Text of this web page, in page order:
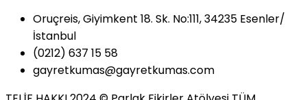
Oruçreis, Giyimkent 18. Sk. No:111, 34235 Esenler/
İstanbul
(0212) 637 15 58
gayretkumas@gayretkumas.com